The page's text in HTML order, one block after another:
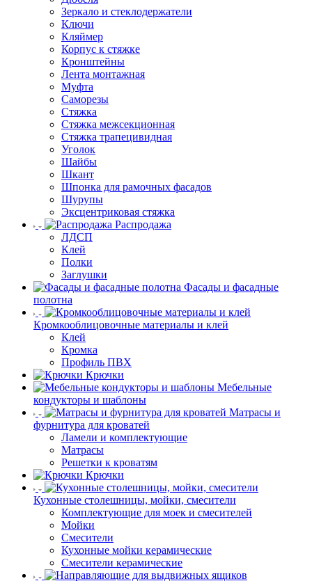
Зеркало и стеклодержатели
Ключи
Кляймер
Корпус к стяжке
Кронштейны
Лента монтажная
Муфта
Саморезы
Стяжка
Стяжка межсекционная
Стяжка трапецивидная
Уголок
Шайбы
Шкант
Шпонка для рамочных фасадов
Шурупы
Эксцентриковая стяжка
Распродажа
ЛДСП
Клей
Полки
Заглушки
Фасады и фасадные
полотна
Кромкооблицовочные материалы и клей
Клей
Кромка
Профиль ПВХ
Крючки
Мебельные
кондукторы и шаблоны
Матрасы и
фурнитура для кроватей
Ламели и комплектующие
Матрасы
Решетки к кроватям
Крючки
Кухонные столешницы, мойки, смесители
Комплектующие для моек и смесителей
Мойки
Смесители
Кухонные мойки керамические
Смесители керамические